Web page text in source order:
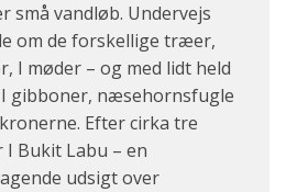
små vandløb. Undervejs
om de forskellige træer,
I møder – og med lidt held
gibboner, næsehornsfugle
Efter cirka tre
Bukit Labu – en
udsigt over